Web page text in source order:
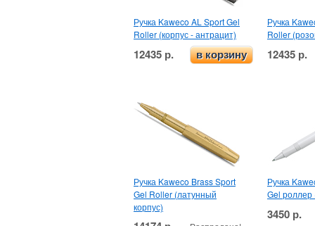
Ручка Kaweco AL Sport Gel
Roller (корпус - антрацит)
12435 р. в корзину
Ручка
Roller
12435 р.
Ручка Kaweco Brass Sport
Gel Roller (латунный
корпус)
Ручка
Gel
3450 р.